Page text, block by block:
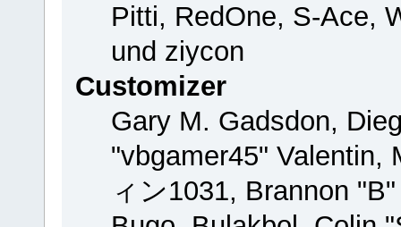
Pitti, RedOne, S-Ace,
und ziycon
Customizer
Gary M. Gadsdon,
"vbgamer45"
ィン1031, Brannon